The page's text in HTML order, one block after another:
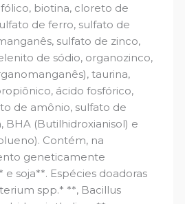
fólico, biotina, cloreto de
de ferro, sulfato de
sulfato de zinco,
de sódio, organozinco,
taurina,
ácido fosfórico,
de amônio, sulfato de
BHA (Butilhidroxianisol) e
Contém, na
geneticamente
soja**. Espécies doadoras
spp.* **, Bacillus